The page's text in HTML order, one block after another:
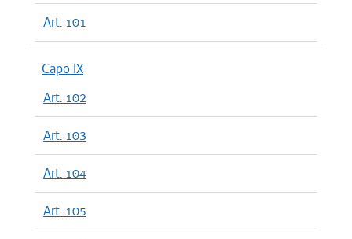
Art. 101
Capo IX
Art. 102
Art. 103
Art. 104
Art. 105